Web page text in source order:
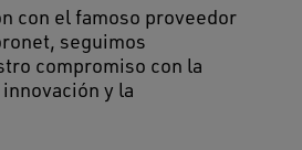
con el famoso proveedor
seguimos
compromiso con la
y la